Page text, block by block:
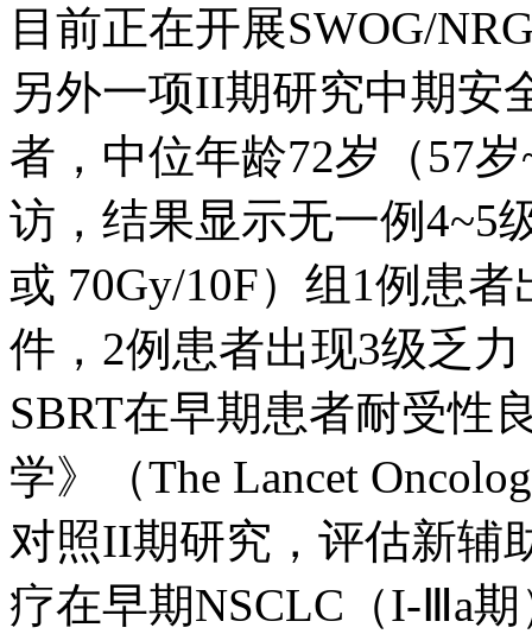
目前正在开展SWOG/
另外一项II期研究中期安
者，中位年龄72岁（57
访，结果显示无一例4~5
或 70Gy/10F）组1例患
件，2例患者出现3级乏
SBRT在早期患者耐受性
学》（The Lancet
对照II期研究，评估新辅
疗在早期NSCLC（I-Ⅲa